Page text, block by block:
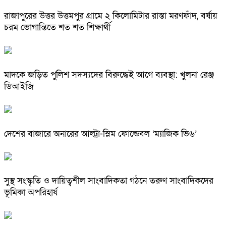
রাজাপুরের উত্তর উত্তমপুর গ্রামে ২ কিলোমিটার রাস্তা মরণফাঁদ, বর্ষায়
চরম ভোগান্তিতে শত শত শিক্ষার্থী
মাদকে জড়িত পুলিশ সদস্যদের বিরুদ্ধেই আগে ব্যবস্থা: খুলনা রেঞ্জ
ডিআইজি
দেশের বাজারে অনারের আল্ট্রা-স্লিম ফোল্ডেবল ‘ম্যাজিক ভি৬’
সুস্থ সংস্কৃতি ও দায়িত্বশীল সাংবাদিকতা গঠনে তরুণ সাংবাদিকদের
ভূমিকা অপরিহার্য